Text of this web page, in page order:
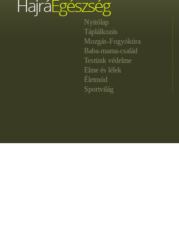
Nyitólap
Táplálkozás
Mozgás-Fogyókúra
Baba-mama-család
Testünk védelme
Elme és lélek
Életmód
Sportvilág